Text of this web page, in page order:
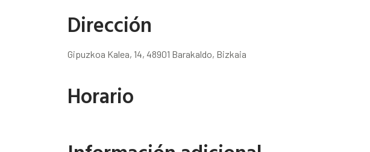
Dirección
Gipuzkoa Kalea, 14, 48901 Barakaldo, Bizkaia
Horario